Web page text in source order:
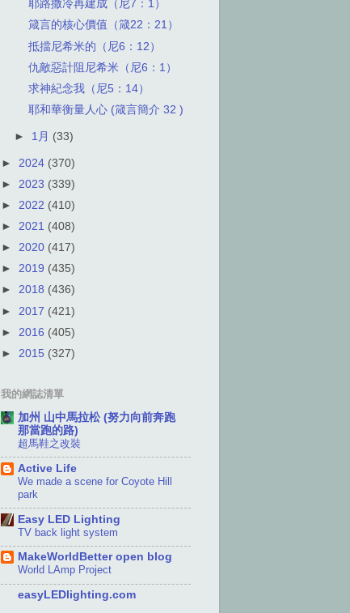
耶路撒冷再建成（尼7：1）
箴言的核心價值（箴22：21）
抵擋尼希米的（尼6：12）
仇敵惡計阻尼希米（尼6：1）
求神紀念我（尼5：14）
耶和華衡量人心 (箴言簡介 32 )
► 1月 (33)
► 2024 (370)
► 2023 (339)
► 2022 (410)
► 2021 (408)
► 2020 (417)
► 2019 (435)
► 2018 (436)
► 2017 (421)
► 2016 (405)
► 2015 (327)
我的網誌清單
加州 山中馬拉松 (努力向前奔跑
那當跑的路)
超馬鞋之改裝
Active Life
We made a scene for Coyote Hill
park
Easy LED Lighting
TV back light system
MakeWorldBetter open blog
World LAmp Project
easyLEDlighting.com